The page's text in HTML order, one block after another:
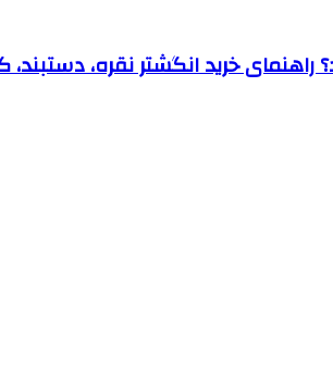
خرید انگشتر نقره، دستبند،